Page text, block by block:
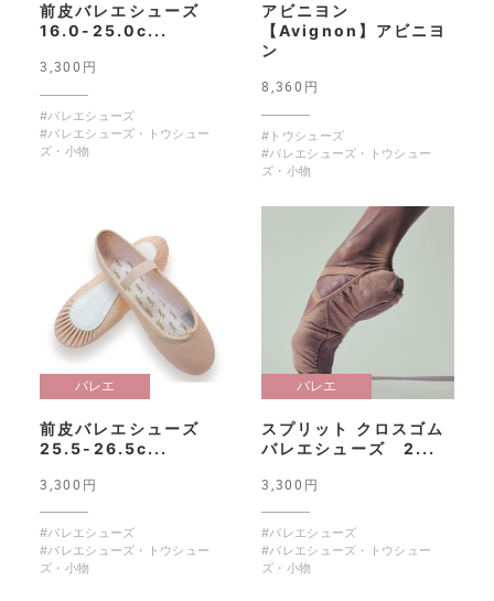
前皮バレエシューズ
16.0-25.0c...
3,300円
#バレエシューズ
#バレエシューズ・トウシュー
ズ・小物
アビニヨン
【Avignon】アビニヨ
ン
8,360円
#トウシューズ
#バレエシューズ・トウシュー
ズ・小物
バレエ
前皮バレエシューズ
25.5-26.5c...
3,300円
#バレエシューズ
#バレエシューズ・トウシュー
ズ・小物
バレエ
スプリット クロスゴム
バレエシューズ 2...
3,300円
#バレエシューズ
#バレエシューズ・トウシュー
ズ・小物